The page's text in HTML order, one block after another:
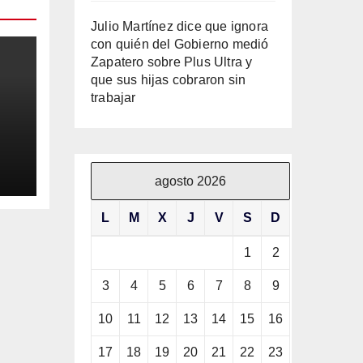
Julio Martínez dice que ignora
con quién del Gobierno medió
Zapatero sobre Plus Ultra y
que sus hijas cobraron sin
trabajar
agosto 2026
L M X J V S D
1 2
3 4 5 6 7 8 9
10 11 12 13 14 15 16
17 18 19 20 21 22 23